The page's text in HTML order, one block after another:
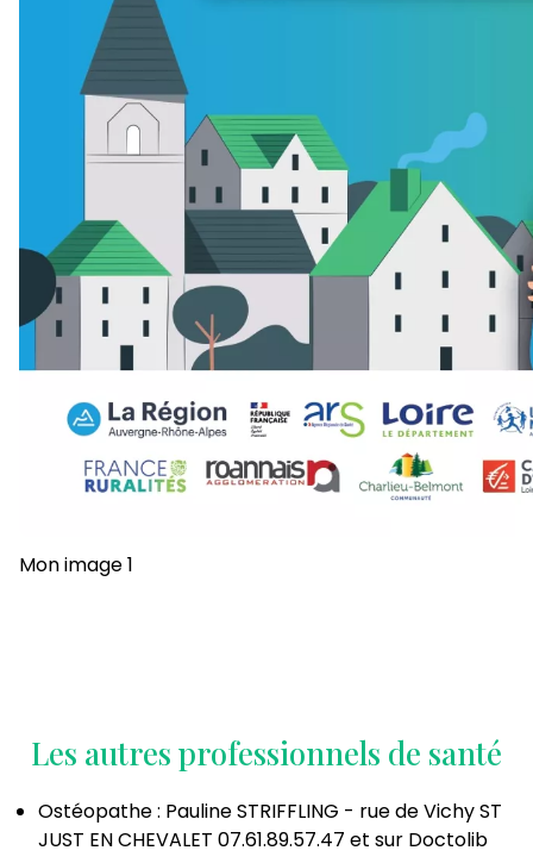
Mon image 1
Les autres professionnels de santé
Ostéopathe : Pauline STRIFFLING - rue de Vichy ST
JUST EN CHEVALET 07.61.89.57.47 et sur Doctolib